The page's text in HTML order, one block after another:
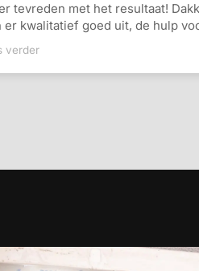
tevreden met het resultaat!
er kwalitatief goed uit, de hulp
en snel en de monteurs
gewerkt! Mijn aanbeveling
verder